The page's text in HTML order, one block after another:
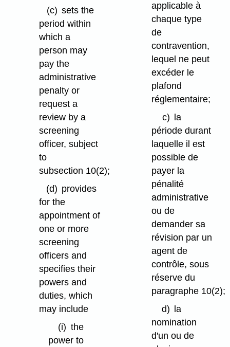
(c) sets the
period within
which a
person may
pay the
administrative
penalty or
request a
review by a
screening
officer, subject
to
subsection 10(2);
(d) provides
for the
appointment of
one or more
screening
officers and
specifies their
powers and
duties, which
may include
(i) the
power to
applicable à
chaque type
de
contravention,
lequel ne peut
excéder le
plafond
réglementaire;
c)
la
période durant
laquelle il est
possible de
payer la
pénalité
administrative
ou de
demander sa
révision par un
agent de
contrôle, sous
réserve du
paragraphe 10(2);
d)
la
nomination
d'un ou de